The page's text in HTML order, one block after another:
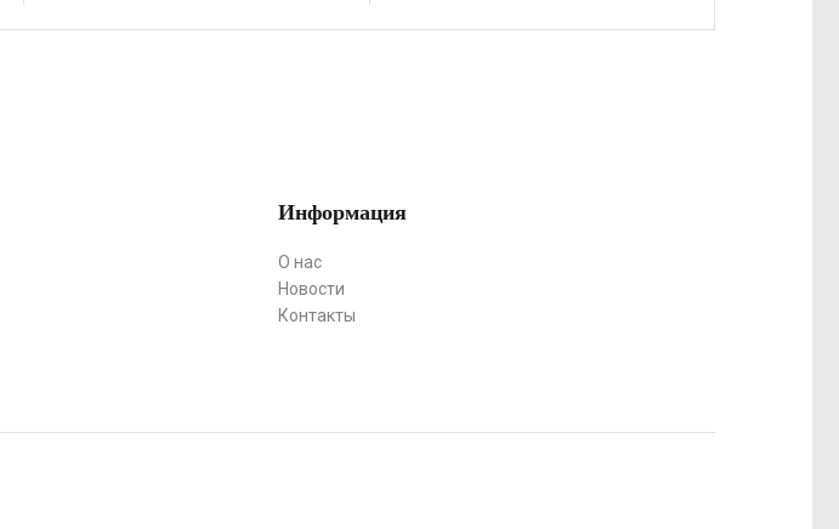
Информация
О нас
Новости
Контакты